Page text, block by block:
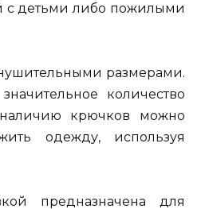
с детьми либо пожилыми
размерами.
количество
крючков можно
одежду, используя
предназначена для